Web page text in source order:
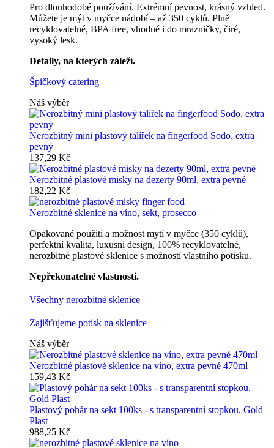
Pro dlouhodobé používání. Extrémní pevnost, krásný vzhled.
Můžete je mýt v myčce nádobí – až 350 cyklů. Plně
recyklovatelné, BPA free, vhodné i do mrazničky, čiré,
vysoký lesk.
Detaily, na kterých záleží.
Špičkový catering
Náš výběr
Nerozbitný mini plastový talířek na fingerfood Sodo, extra
pevný
137,29 Kč
Nerozbitné plastové misky na dezerty 90ml, extra pevné
182,22 Kč
Nerozbitné sklenice na víno, sekt, prosecco
Opakované použití a možnost mytí v myčce (350 cyklů),
perfektní kvalita, luxusní design, 100% recyklovatelné,
nerozbitné plastové sklenice s možností vlastního potisku.
Nepřekonatelné vlastnosti.
Všechny nerozbitné sklenice
Zajišťujeme potisk na sklenice
Náš výběr
Nerozbitné plastové sklenice na víno, extra pevné 470ml
159,43 Kč
Plastový pohár na sekt 100ks - s transparentní stopkou, Gold
Plast
988,25 Kč